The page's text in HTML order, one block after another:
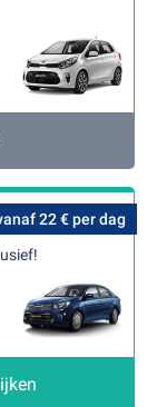
22 € per dag